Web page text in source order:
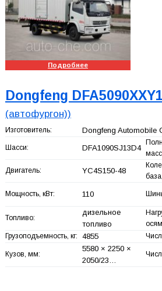
Подробнее
Dongfeng
(автофургон))
Изготовитель: Dongfeng Automobile
Шасси: DFA1090SJ13D4
Двигатель: YC4S150-48
Мощность, кВт: 110
Топливо:
дизельное
топливо
Грузоподъемность, кг: 4855
Кузов, мм:
5580 × 2250 ×
2050/23…